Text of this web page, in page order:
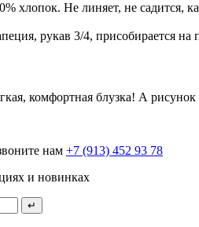
хлопок. Не линяет, не садится,
рукав 3/4, присобирается
комфортная блузка! А
нам +7 (913) 452 93 78
и новинках
↵